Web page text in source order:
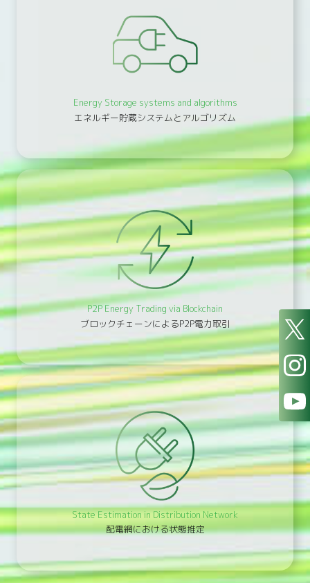
Energy Storage systems and algorithms
エネルギー貯蔵システムとアルゴリズム
P2P Energy Trading via Blockchain
ブロックチェーンによるP2P電力取引
State Estimation in Distribution Network
配電網における状態推定
X